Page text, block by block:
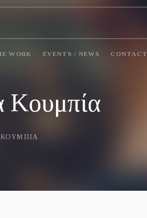
WORK EVENTS / NEWS CONTACT
Κουμπία